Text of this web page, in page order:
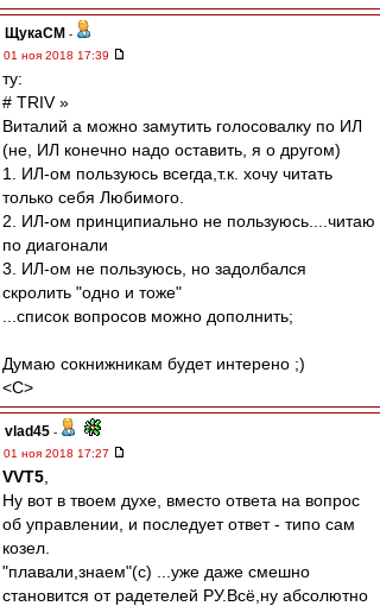
ЩукаСМ -
01 ноя 2018 17:39
ту:
# TRIV »
Виталий а можно замутить голосовалку по ИЛ
(не, ИЛ конечно надо оставить, я о другом)
1. ИЛ-ом пользуюсь всегда,т.к. хочу читать
только себя Любимого.
2. ИЛ-ом принципиально не пользуюсь....читаю
по диагонали
3. ИЛ-ом не пользуюсь, но задолбался
скролить "одно и тоже"
...список вопросов можно дополнить;
Думаю сокнижникам будет интерено ;)
<C>
vlad45 -
01 ноя 2018 17:27
VVT5
Ну вот в твоем духе, вместо ответа на вопрос
об управлении, и последует ответ - типо сам
козел.
"плавали,знаем"(с) ...уже даже смешно
становится от радетелей РУ.Всё,ну абсолютно